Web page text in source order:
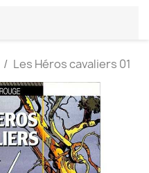
Les Héros cavaliers 01